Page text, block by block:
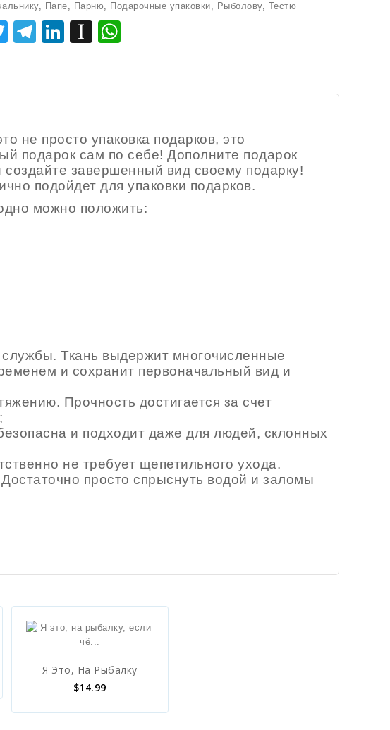
, Папе, Парню, Подарочные упаковки, Рыболову, Тестю
TwitterTelegram
LinkedIn
Instapaper
не просто упаковка подарков, это
подарок сам по себе! Дополните подарок
завершенный вид своему подарку!
подойдет для упаковки подарков.
можно положить:
Ткань выдержит многочисленные
и сохранит первоначальный вид и
Прочность достигается за счет
и подходит даже для людей, склонных
не требует щепетильного ухода.
просто спрыснуть водой и заломы
Я Это, На Рыбалку
$14.99